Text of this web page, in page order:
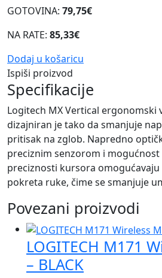
GOTOVINA: 79,75€
NA RATE: 85,33€
Dodaj u košaricu
Ispiši proizvod
Specifikacije
Logitech MX Vertical ergonomski
dizajniran je tako da smanjuje
pritisak na zglob. Napredno
preciznim senzorom i
preciznosti kursora
pokreta ruke, čime se smanjuje
Povezani proizvodi
LOGITECH M171
– BLACK